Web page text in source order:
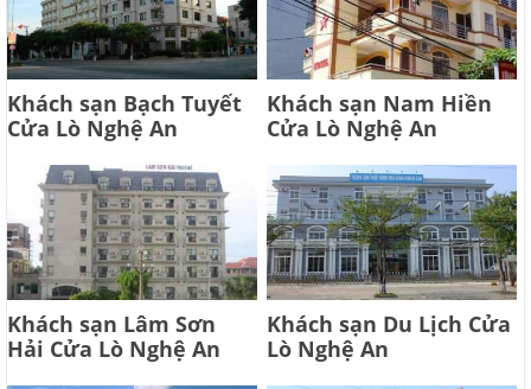
Khách sạn Bạch Tuyết
Cửa Lò Nghệ An
Khách sạn Nam Hiền
Cửa Lò Nghệ An
Khách sạn Lâm Sơn
Hải Cửa Lò Nghệ An
Khách sạn Du Lịch Cửa
Lò Nghệ An